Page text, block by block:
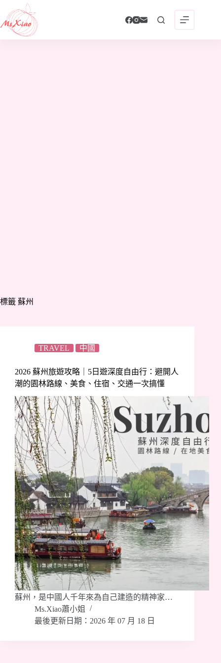
至
主
要
標籤 蘇州
TRAVEL 中國
2026 蘇州旅遊攻略｜5日遊深度自由行：避開人
潮的園林路線、美食、住宿、交通一次搞懂
蘇州，是中國人千年來為自己建造的精神家…
Ms.Xiao蕭小姐
最後更新日期：2026 年 07 月 18 日